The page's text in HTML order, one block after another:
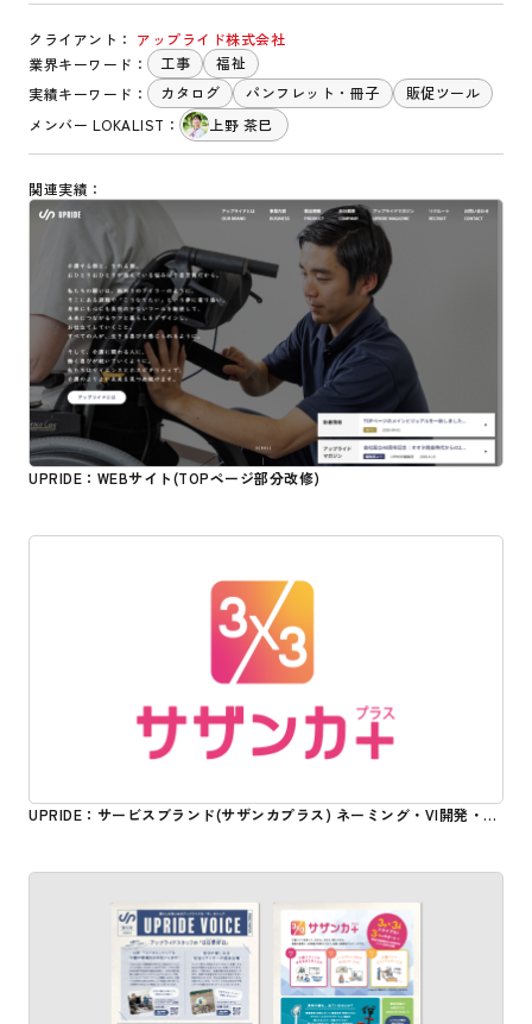
クライアント： アップライド株式会社
業界キーワード：
工事
福祉
実績キーワード：
カタログ パンフレット・冊子
販促ツール
メンバー LOKALIST：
上野 茶巳
関連実績：
UPRIDE：WEBサイト(TOPページ部分改修)
UPRIDE：サービスブランド(サザンカプラス) ネーミング・VI開発・ロ